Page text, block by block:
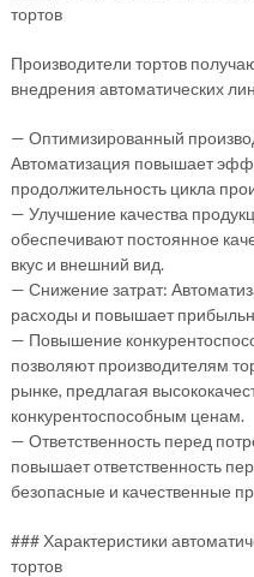
тортов
Производители тортов
внедрения автоматических
— Оптимизированный
Автоматизация повышает
продолжительность цикла
— Улучшение качества
обеспечивают постоянное
вкус и внешний вид.
— Снижение затрат:
расходы и повышает
— Повышение
позволяют производителям
рынке, предлагая
конкурентоспособным ценам.
— Ответственность перед
повышает ответственность
безопасные и качественные
### Характеристики
тортов